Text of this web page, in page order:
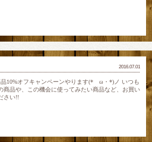
2016.07.01
10%オフキャンペーンやります(*ゝω・*)ノ いつも
商品や、この機会に使ってみたい商品など、お買い
さい!!